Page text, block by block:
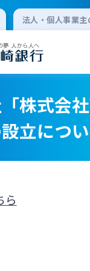
法人・個人事業主
インターネット
ログオン
インターネット
株式会
立につ
ら